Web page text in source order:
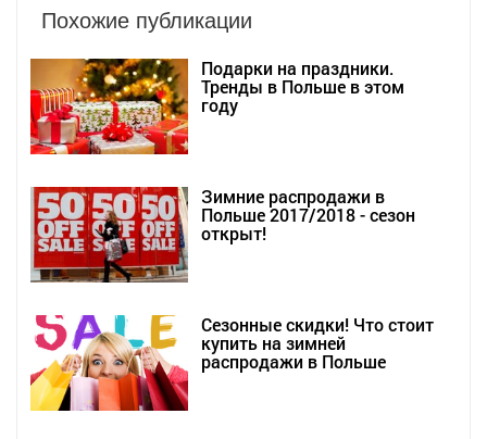
Похожие публикации
Подарки на праздники.
Тренды в Польше в этом
году
Зимние распродажи в
Польше 2017/2018 - сезон
открыт!
Сезонные скидки! Что стоит
купить на зимней
распродажи в Польше